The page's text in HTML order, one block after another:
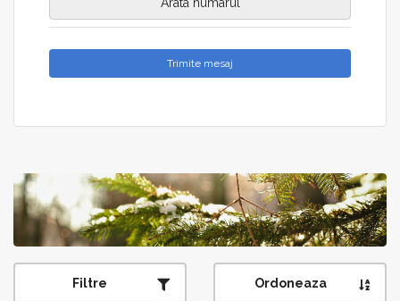
Arata numarul
Trimite mesaj
Filtre Ordoneaza